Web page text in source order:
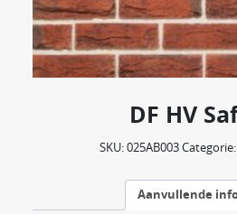
DF HV
SKU:025AB003Categorie:
Aanvullende